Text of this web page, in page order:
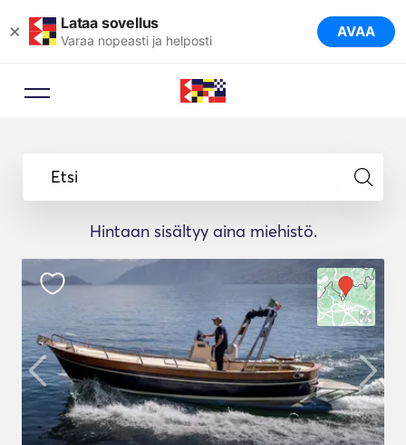
× Lataa sovellus
Varaa nopeasti ja helposti AVAA
Etsi
Hintaan sisältyy aina miehistö.